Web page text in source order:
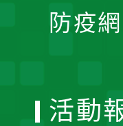
防疫
活動